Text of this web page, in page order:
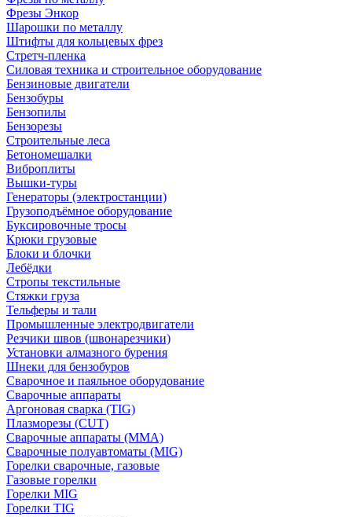
Фрезы Энкор
Шарошки по металлу
Штифты для кольцевых фрез
Стретч-пленка
Силовая техника и строительное оборудование
Бензиновые двигатели
Бензобуры
Бензопилы
Бензорезы
Строительные леса
Бетономешалки
Виброплиты
Вышки-туры
Генераторы (электростанции)
Грузоподъёмное оборудование
Буксировочные тросы
Крюки грузовые
Блоки и блочки
Лебёдки
Стропы текстильные
Стяжки груза
Тельферы и тали
Промышленные электродвигатели
Резчики швов (швонарезчики)
Установки алмазного бурения
Шнеки для бензобуров
Сварочное и паяльное оборудование
Сварочные аппараты
Аргоновая сварка (TIG)
Плазморезы (CUT)
Сварочные аппараты (MMA)
Сварочные полуавтоматы (MIG)
Горелки сварочные, газовые
Газовые горелки
Горелки MIG
Горелки TIG